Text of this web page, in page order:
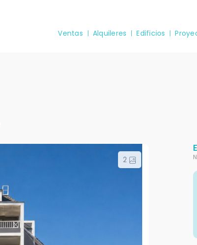
Ventas Alquileres Edificios
2